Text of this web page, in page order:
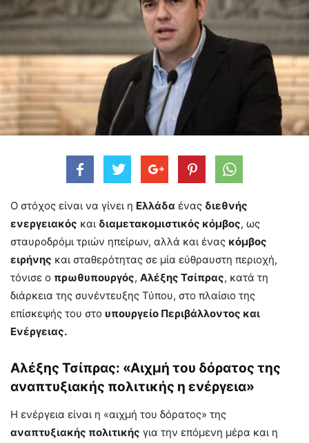
Ο στόχος είναι να γίνει η Ελλάδα ένας διεθνής
ενεργειακός και διαμετακομιστικός κόμβος, ως
σταυροδρόμι τριών ηπείρων, αλλά και ένας κόμβος
ειρήνης και σταθερότητας σε μία εύθραυστη περιοχή,
τόνισε ο πρωθυπουργός, Αλέξης Τσίπρας, κατά τη
διάρκεια της συνέντευξης Τύπου, στο πλαίσιο της
επίσκεψής του στο υπουργείο Περιβάλλοντος και
Ενέργειας.
Αλέξης Τσίπρας: «Αιχμή του δόρατος της
αναπτυξιακής πολιτικής η ενέργεια»
Η ενέργεια είναι η «αιχμή του δόρατος» της
αναπτυξιακής πολιτικής για την επόμενη μέρα και η